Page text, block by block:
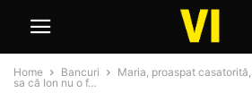
Home Bancuri
Maria, proaspat
sa că Ion nu o f…